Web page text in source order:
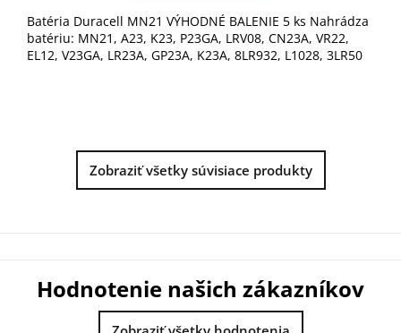
Batéria Duracell MN21 VÝHODNÉ BALENIE 5 ks Nahrádza
batériu: MN21, A23, K23, P23GA, LRV08, CN23A, VR22,
EL12, V23GA, LR23A, GP23A, K23A, 8LR932, L1028, 3LR50
Zobraziť všetky súvisiace produkty
Hodnotenie našich zákazníkov